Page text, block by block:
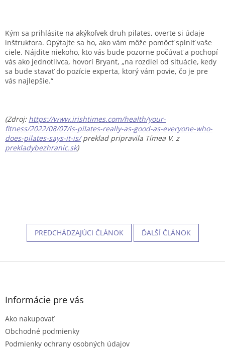
Kým sa prihlásite na akýkoľvek druh pilates, overte si údaje
inštruktora. Opýtajte sa ho, ako vám môže pomôcť splniť vaše
ciele. Nájdite niekoho, kto vás bude pozorne počúvať a pochopí
vás ako jednotlivca, hovorí Bryant, „na rozdiel od situácie, kedy
sa bude stavať do pozície experta, ktorý vám povie, čo je pre
vás najlepšie.“
(Zdroj: https://www.irishtimes.com/health/your-
fitness/2022/08/07/is-pilates-really-as-good-as-everyone-who-
does-pilates-says-it-is/preklad pripravila Tímea V. z
prekladybezhranic.sk)
PREDCHÁDZAJÚCI ČLÁNOK ĎALŠÍ ČLÁNOK
Z
Informácie pre vás
Ako nakupovať
Obchodné podmienky
Podmienky ochrany osobných údajov